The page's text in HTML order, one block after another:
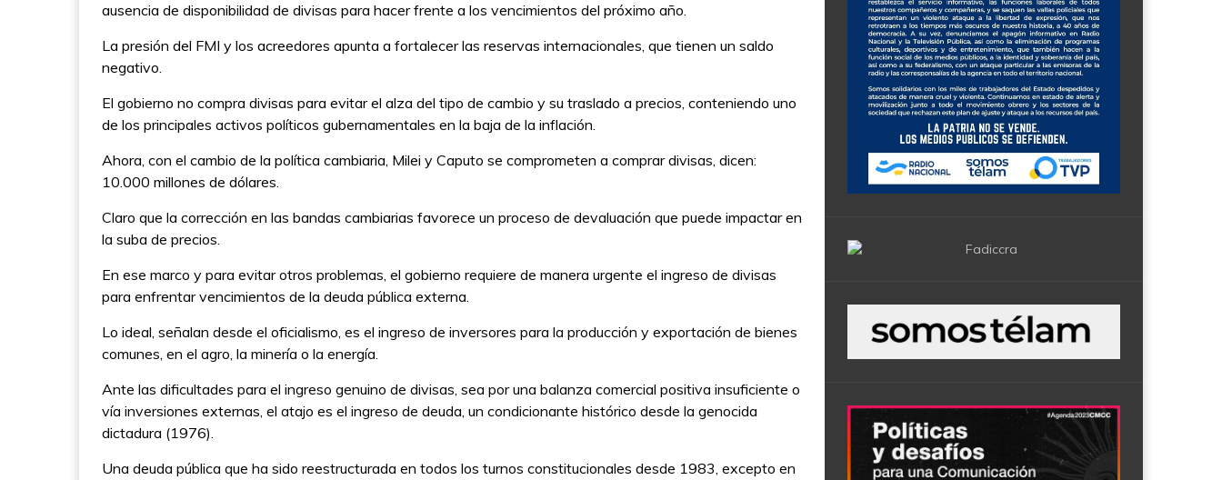
ausencia de disponibilidad de divisas para hacer frente a los vencimientos del próximo año.
La presión del FMI y los acreedores apunta a fortalecer las reservas internacionales, que tienen un saldo
negativo.
El gobierno no compra divisas para evitar el alza del tipo de cambio y su traslado a precios, conteniendo uno
de los principales activos políticos gubernamentales en la baja de la inflación.
Ahora, con el cambio de la política cambiaria, Milei y Caputo se comprometen a comprar divisas, dicen:
10.000 millones de dólares.
Claro que la corrección en las bandas cambiarias favorece un proceso de devaluación que puede impactar en
la suba de precios.
En ese marco y para evitar otros problemas, el gobierno requiere de manera urgente el ingreso de divisas
para enfrentar vencimientos de la deuda pública externa.
Lo ideal, señalan desde el oficialismo, es el ingreso de inversores para la producción y exportación de bienes
comunes, en el agro, la minería o la energía.
Ante las dificultades para el ingreso genuino de divisas, sea por una balanza comercial positiva insuficiente o
vía inversiones externas, el atajo es el ingreso de deuda, un condicionante histórico desde la genocida
dictadura (1976).
Una deuda pública que ha sido reestructurada en todos los turnos constitucionales desde 1983, excepto en